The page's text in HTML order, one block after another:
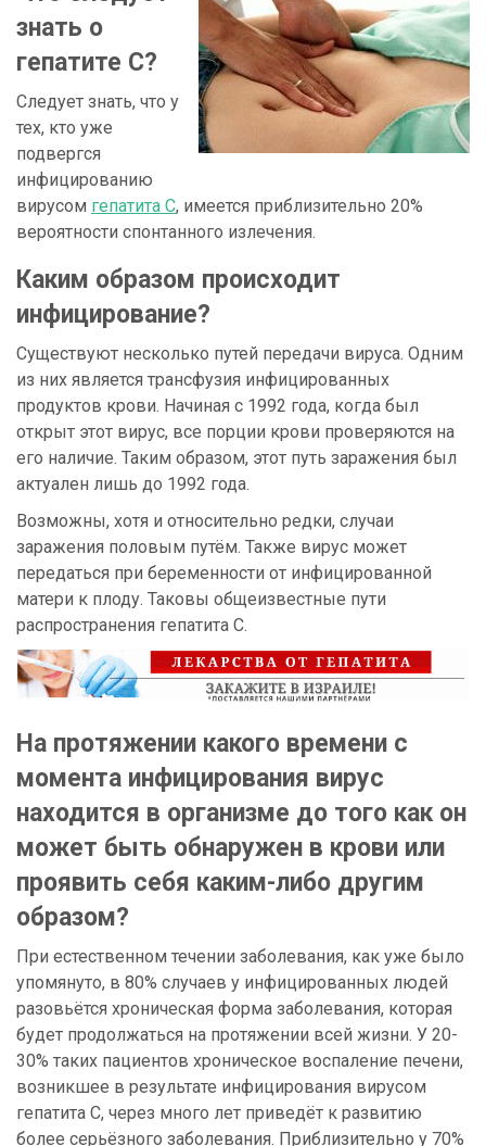
знать о
гепатите С?
Следует знать, что у
тех, кто уже
подвергся
инфицированию
вирусом гепатита С, имеется приблизительно 20%
вероятности спонтанного излечения.
Каким образом происходит
инфицирование?
Существуют несколько путей передачи вируса. Одним
из них является трансфузия инфицированных
продуктов крови. Начиная с 1992 года, когда был
открыт этот вирус, все порции крови проверяются на
его наличие. Таким образом, этот путь заражения был
актуален лишь до 1992 года.
Возможны, хотя и относительно редки, случаи
заражения половым путём. Также вирус может
передаться при беременности от инфицированной
матери к плоду. Таковы общеизвестные пути
распространения гепатита С.
На протяжении какого времени с
момента инфицирования вирус
находится в организме до того как он
может быть обнаружен в крови или
проявить себя каким-либо другим
образом?
При естественном течении заболевания, как уже было
упомянуто, в 80% случаев у инфицированных людей
разовьётся хроническая форма заболевания, которая
будет продолжаться на протяжении всей жизни. У 20-
30% таких пациентов хроническое воспаление печени,
возникшее в результате инфицирования вирусом
гепатита С, через много лет приведёт к развитию
более серьёзного заболевания. Приблизительно у 70%